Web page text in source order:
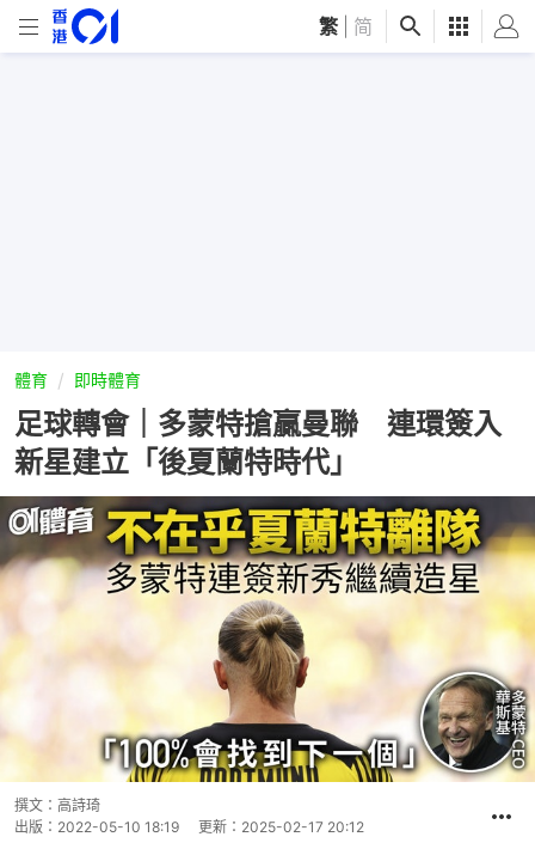
繁 简
體育 即時體育
足球轉會｜多蒙特搶贏曼聯 連環簽入
新星建立「後夏蘭特時代」
撰文： 高詩琦
出版： 2022-05-10 18:19 更新： 2025-02-17 20:12